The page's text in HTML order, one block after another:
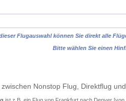
Flugauswahl können Sie direkt alle
Bitte wählen Sie einen
Nonstop Flug, Direktflug